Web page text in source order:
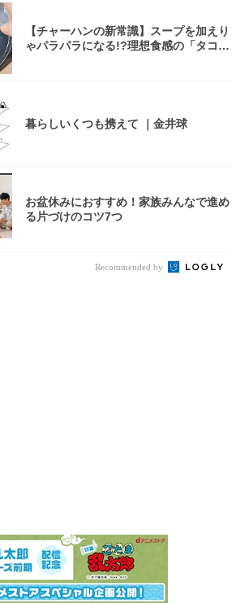
【チャーハンの新常識】スープを加えり
ゃパラパラになる!?理想食感の「タコチ
暮らしいくつも携えて ｜金井球
お盆休みにおすすめ！家族みんなで進め
る片づけのコツ7つ
Recommended by